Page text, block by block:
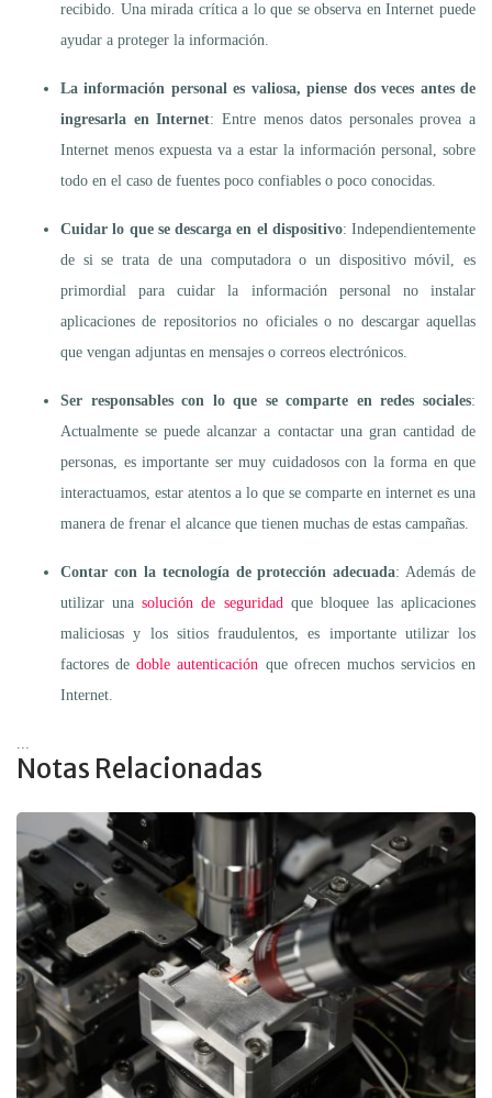
recibido. Una mirada crítica a lo que se observa en Internet puede
ayudar a proteger la información.
La información personal es valiosa, piense dos veces antes de
ingresarla en Internet: Entre menos datos personales provea a
Internet menos expuesta va a estar la información personal, sobre
todo en el caso de fuentes poco confiables o poco conocidas.
Cuidar lo que se descarga en el dispositivo: Independientemente
de si se trata de una computadora o un dispositivo móvil, es
primordial para cuidar la información personal no instalar
aplicaciones de repositorios no oficiales o no descargar aquellas
que vengan adjuntas en mensajes o correos electrónicos.
Ser responsables con lo que se comparte en redes sociales:
Actualmente se puede alcanzar a contactar una gran cantidad de
personas, es importante ser muy cuidadosos con la forma en que
interactuamos, estar atentos a lo que se comparte en internet es una
manera de frenar el alcance que tienen muchas de estas campañas.
Contar con la tecnología de protección adecuada: Además de
utilizar unasolución de seguridad que bloquee las aplicaciones
maliciosas y los sitios fraudulentos, es importante utilizar los
factores dedoble autenticación que ofrecen muchos servicios en
Internet.
Notas Relacionadas